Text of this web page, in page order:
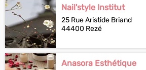
Nail'style Institut
25 Rue Aristide Briand
44400 Rezé
Anasora Esthétique